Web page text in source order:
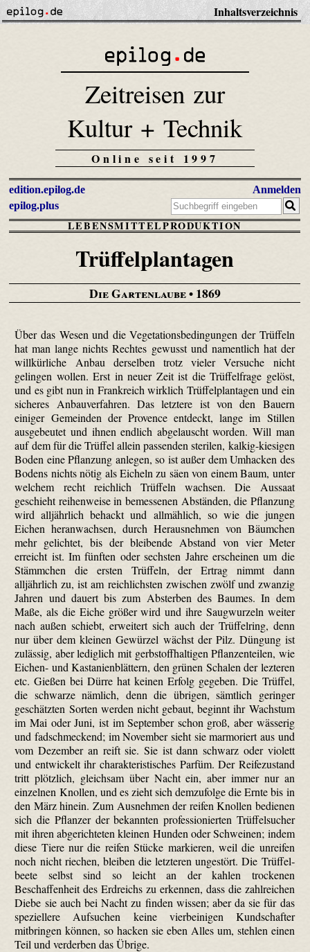
Inhaltsverzeichnis
Zeitreisen zur
Kultur + Technik
Online seit 1997
edition.epilog.de
epilog.plus
Anmelden
LEBENSMITTELPRODUKTION
Trüffelplantagen
Die Gartenlaube• 1869
Über das Wesen und die Vegetationsbedingungen der Trüffeln
hat man lange nichts Rechtes gewusst und namentlich hat der
willkürliche Anbau derselben trotz vieler Versuche nicht
gelingen wollen. Erst in neuer Zeit ist die Trüffel­frage gelöst,
und es gibt nun in Frankreich wirklich Trüffel­plantagen und ein
sicheres Anbauverfahren. Das letztere ist von den Bauern
einiger Gemeinden der Provence entdeckt, lange im Stillen
ausgebeutet und ihnen endlich abgelauscht worden. Will man
auf dem für die Trüffel allein passenden sterilen, kalkig-kiesigen
Boden eine Pflanzung anlegen, so ist außer dem Umhacken des
Bodens nichts nötig als Eicheln zu säen von einem Baum, unter
welchem recht reichlich Trüffeln wachsen. Die Aussaat
geschieht reihenweise in bemessenen Abständen, die Pflanzung
wird alljährlich behackt und allmählich, so wie die jungen
Eichen heranwachsen, durch Herausnehmen von Bäumchen
mehr gelichtet, bis der bleibende Abstand von vier Meter
erreicht ist. Im fünften oder sechsten Jahre erscheinen um die
Stämmchen die ersten Trüffeln, der Ertrag nimmt dann
alljährlich zu, ist am reichlichsten zwischen zwölf und zwanzig
Jahren und dauert bis zum Absterben des Baumes. In dem
Maße, als die Eiche größer wird und ihre Saugwurzeln weiter
nach außen schiebt, erweitert sich auch der Trüffel­ring, denn
nur über dem kleinen Gewürzel wächst der Pilz. Düngung ist
zulässig, aber lediglich mit gerbstoffhaltigen Pflanzenteilen, wie
Eichen- und Kastanienblättern, den grünen Schalen der lezteren
etc. Gießen bei Dürre hat keinen Erfolg gegeben. Die Trüffel,
die schwarze nämlich, denn die übrigen, sämtlich geringer
geschätzten Sorten werden nicht gebaut, beginnt ihr Wachstum
im Mai oder Juni, ist im September schon groß, aber wässerig
und fad­schmeckend; im November sieht sie marmoriert aus und
vom Dezember an reift sie. Sie ist dann schwarz oder violett
und entwickelt ihr charakteristisches Parfüm. Der Reifezustand
tritt plötzlich, gleichsam über Nacht ein, aber immer nur an
einzelnen Knollen, und es zieht sich demzufolge die Ernte bis in
den März hinein. Zum Ausnehmen der reifen Knollen bedienen
sich die Pflanzer der bekannten professio­nierten Trüffel­sucher
mit ihren abgerichteten kleinen Hunden oder Schweinen; indem
diese Tiere nur die reifen Stücke markieren, weil die unreifen
noch nicht riechen, bleiben die letzteren ungestört. Die Trüffel­
beete selbst sind so leicht an der kahlen trockenen
Beschaffenheit des Erdreichs zu erkennen, dass die zahlreichen
Diebe sie auch bei Nacht zu finden wissen; aber da sie für das
speziellere Aufsuchen keine vierbeinigen Kundschafter
mitbringen können, so hacken sie eben Alles um, stehlen einen
Teil und verderben das Übrige.